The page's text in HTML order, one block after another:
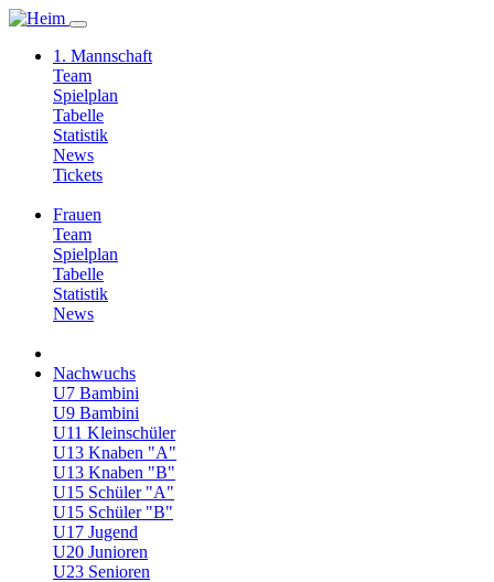
1. Mannschaft
Team
Spielplan
Tabelle
Statistik
News
Tickets
Frauen
Team
Spielplan
Tabelle
Statistik
News
Nachwuchs
U7 Bambini
U9 Bambini
U11 Kleinschüler
U13 Knaben "A"
U13 Knaben "B"
U15 Schüler "A"
U15 Schüler "B"
U17 Jugend
U20 Junioren
U23 Senioren